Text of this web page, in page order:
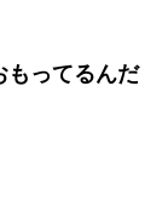
もってるんだ